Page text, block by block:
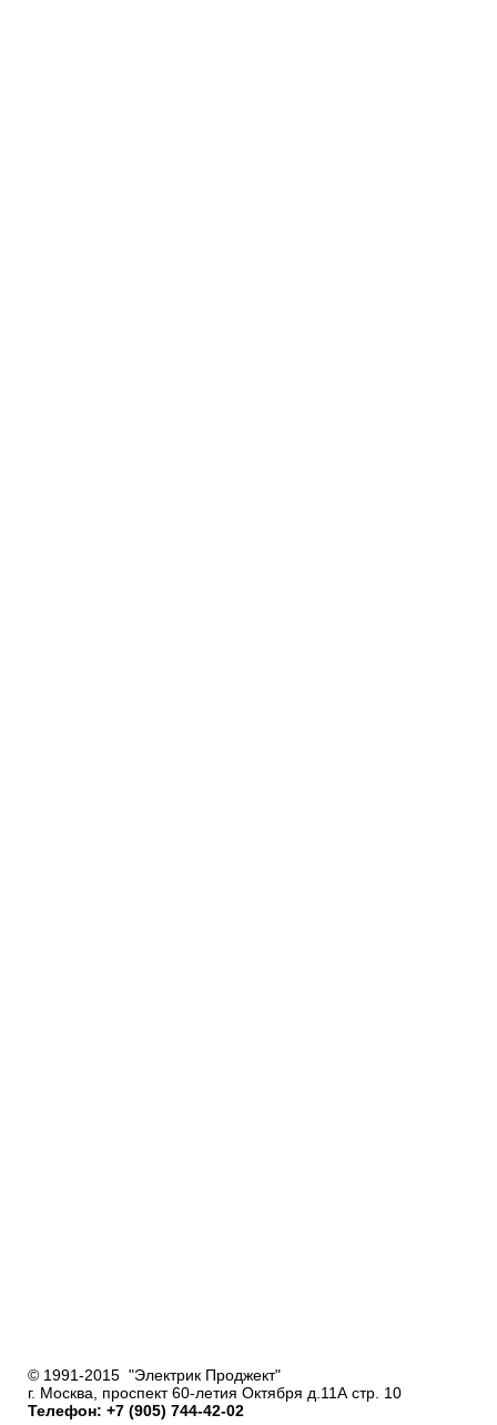
© 1991-2015 "Электрик Проджект"
г. Москва, проспект 60-летия Октября д.11А стр. 10
Телефон: +7 (905) 744-42-02